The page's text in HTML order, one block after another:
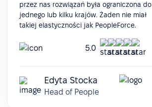
przez nas rozwiązań była ograniczona do
jednego lub kilku krajów. Żaden nie miał
takiej elastyczności jak PeopleForce.
5.0
Edyta Stocka
Head of People